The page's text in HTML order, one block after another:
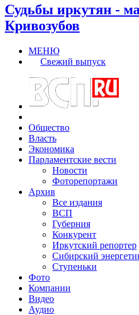
Судьбы иркутян -
Кривозубов
МЕНЮ
Свежий выпуск
Общество
Власть
Экономика
Парламентские вести
Новости
Фоторепортажи
Архив
Все издания
ВСП
Губерния
Конкурент
Иркутский репортер
Сибирский
Ступеньки
Фото
Компании
Видео
Аудио